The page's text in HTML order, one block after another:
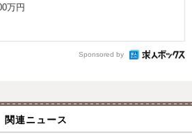
万円
Sponsored by
関連ニュース